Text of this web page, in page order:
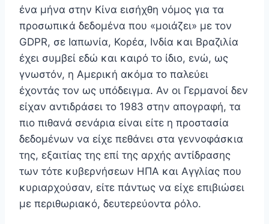
ένα μήνα στην Κίνα εισήχθη νόμος για τα
προσωπικά δεδομένα που «μοιάζει» με τον
GDPR, σε Ιαπωνία, Κορέα, Ινδία και Βραζιλία
έχει συμβεί εδώ και καιρό το ίδιο, ενώ, ως
γνωστόν, η Αμερική ακόμα το παλεύει
έχοντάς τον ως υπόδειγμα. Αν οι Γερμανοί δεν
είχαν αντιδράσει το 1983 στην απογραφή, τα
πιο πιθανά σενάρια είναι είτε η προστασία
δεδομένων να είχε πεθάνει στα γεννοφάσκια
της, εξαιτίας της επί της αρχής αντίδρασης
των τότε κυβερνήσεων ΗΠΑ και Αγγλίας που
κυριαρχούσαν, είτε πάντως να είχε επιβιώσει
με περιθωριακό, δευτερεύοντα ρόλο.